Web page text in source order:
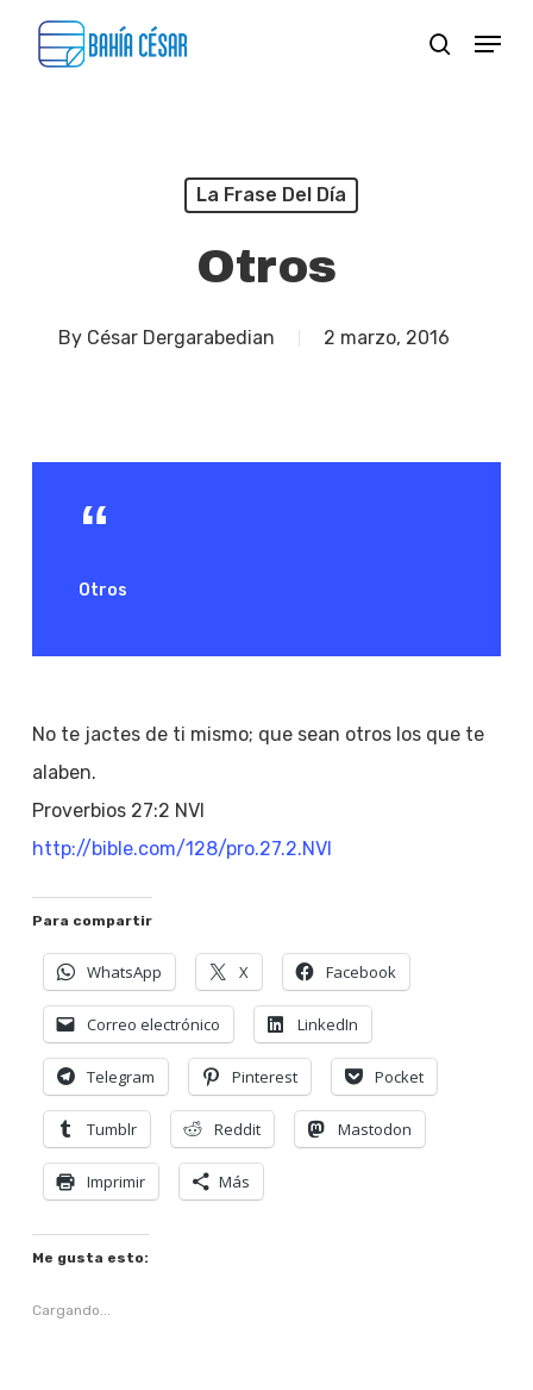
search
Menu
La Frase Del Día
Otros
By César Dergarabedian 2 marzo, 2016
Otros
No te jactes de ti mismo; que sean otros los que te
alaben.
Proverbios 27:2 NVI
http://bible.com/128/pro.27.2.NVI
Para compartir
WhatsApp X Facebook
Correo electrónico LinkedIn
Telegram Pinterest Pocket
Tumblr Reddit Mastodon
Imprimir Más
Me gusta esto:
Cargando...